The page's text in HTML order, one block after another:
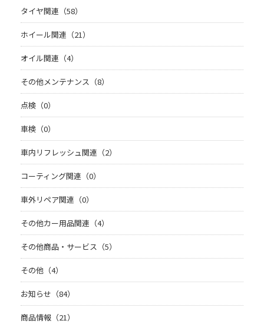
タイヤ関連（58）
ホイール関連（21）
オイル関連（4）
その他メンテナンス（8）
点検（0）
車検（0）
車内リフレッシュ関連（2）
コーティング関連（0）
車外リペア関連（0）
その他カー用品関連（4）
その他商品・サービス（5）
その他（4）
お知らせ（84）
商品情報（21）